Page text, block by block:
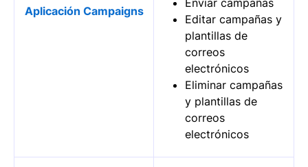
Aplicación Campaigns
Editar campañas y
plantillas de
correos
electrónicos
Eliminar campañas
y plantillas de
correos
electrónicos